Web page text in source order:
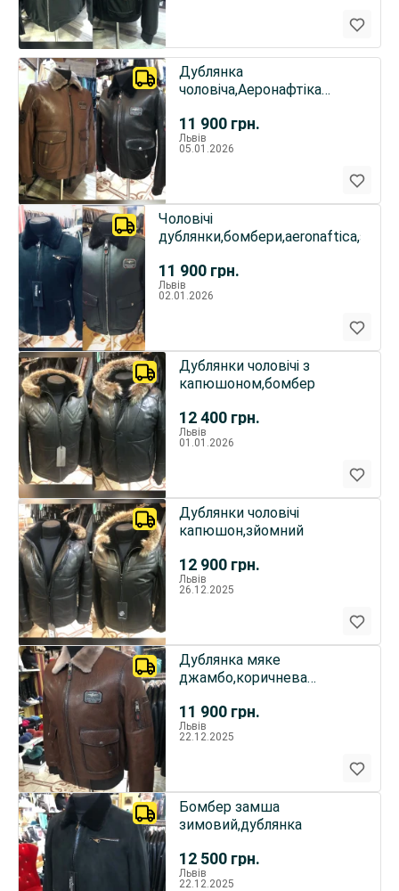
11 900 грн.
Дублянка
чоловіча,Аеронафтіка
Львів
05.01.2026
11 900 грн.
Чоловічі
дублянки,бомбери,aeronaftica,замш
Львів
02.01.2026
12 400 грн.
Дублянки чоловічі з
капюшоном,бомбер
Львів
01.01.2026
12 900 грн.
Дублянки чоловічі
капюшон,зйомний
Львів
26.12.2025
11 900 грн.
Дублянка мяке
джамбо,коричнева
Львів
22.12.2025
12 500 грн.
Бомбер замша
зимовий,дублянка
Львів
22.12.2025